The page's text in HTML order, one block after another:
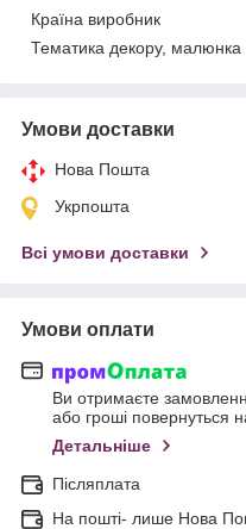
Країна виробник
Тематика декору, малюнка
Умови доставки
Нова Пошта
Укрпошта
Всі умови доставки
Умови оплати
Ви отримаєте
або гроші повернуться
Детальніше
Післяплата
На пошті- лише Нова